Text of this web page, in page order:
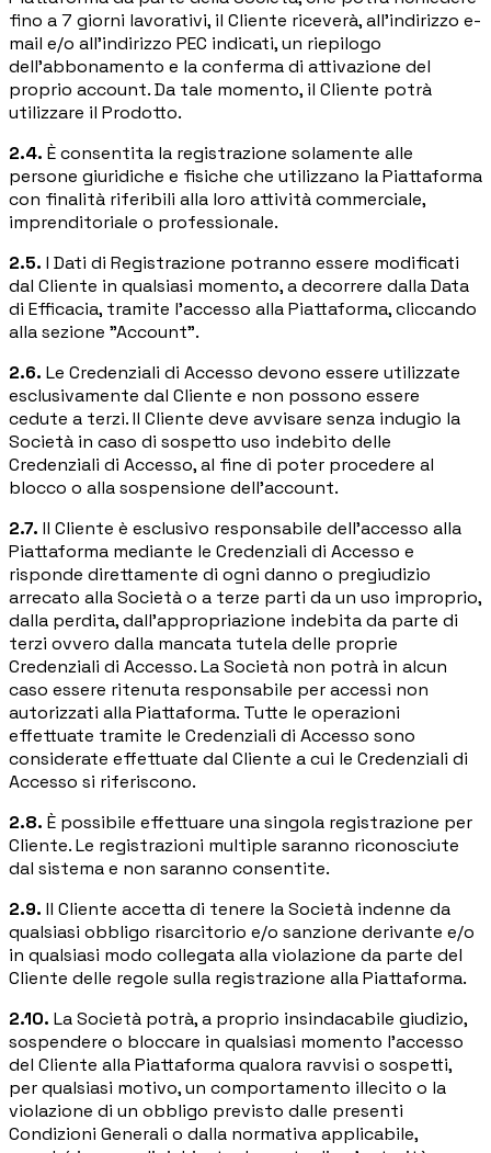
fino a 7 giorni lavorativi, il Cliente riceverà, all'indirizzo e-
mail e/o all'indirizzo PEC indicati, un riepilogo
dell'abbonamento e la conferma di attivazione del
proprio account. Da tale momento, il Cliente potrà
utilizzare il Prodotto.
2.4. È consentita la registrazione solamente alle
persone giuridiche e fisiche che utilizzano la Piattaforma
con finalità riferibili alla loro attività commerciale,
imprenditoriale o professionale.
2.5. I Dati di Registrazione potranno essere modificati
dal Cliente in qualsiasi momento, a decorrere dalla Data
di Efficacia, tramite l'accesso alla Piattaforma, cliccando
alla sezione "Account".
2.6. Le Credenziali di Accesso devono essere utilizzate
esclusivamente dal Cliente e non possono essere
cedute a terzi. Il Cliente deve avvisare senza indugio la
Società in caso di sospetto uso indebito delle
Credenziali di Accesso, al fine di poter procedere al
blocco o alla sospensione dell'account.
2.7. Il Cliente è esclusivo responsabile dell'accesso alla
Piattaforma mediante le Credenziali di Accesso e
risponde direttamente di ogni danno o pregiudizio
arrecato alla Società o a terze parti da un uso improprio,
dalla perdita, dall'appropriazione indebita da parte di
terzi ovvero dalla mancata tutela delle proprie
Credenziali di Accesso. La Società non potrà in alcun
caso essere ritenuta responsabile per accessi non
autorizzati alla Piattaforma. Tutte le operazioni
effettuate tramite le Credenziali di Accesso sono
considerate effettuate dal Cliente a cui le Credenziali di
Accesso si riferiscono.
2.8. È possibile effettuare una singola registrazione per
Cliente. Le registrazioni multiple saranno riconosciute
dal sistema e non saranno consentite.
2.9. Il Cliente accetta di tenere la Società indenne da
qualsiasi obbligo risarcitorio e/o sanzione derivante e/o
in qualsiasi modo collegata alla violazione da parte del
Cliente delle regole sulla registrazione alla Piattaforma.
2.10. La Società potrà, a proprio insindacabile giudizio,
sospendere o bloccare in qualsiasi momento l'accesso
del Cliente alla Piattaforma qualora ravvisi o sospetti,
per qualsiasi motivo, un comportamento illecito o la
violazione di un obbligo previsto dalle presenti
Condizioni Generali o dalla normativa applicabile,